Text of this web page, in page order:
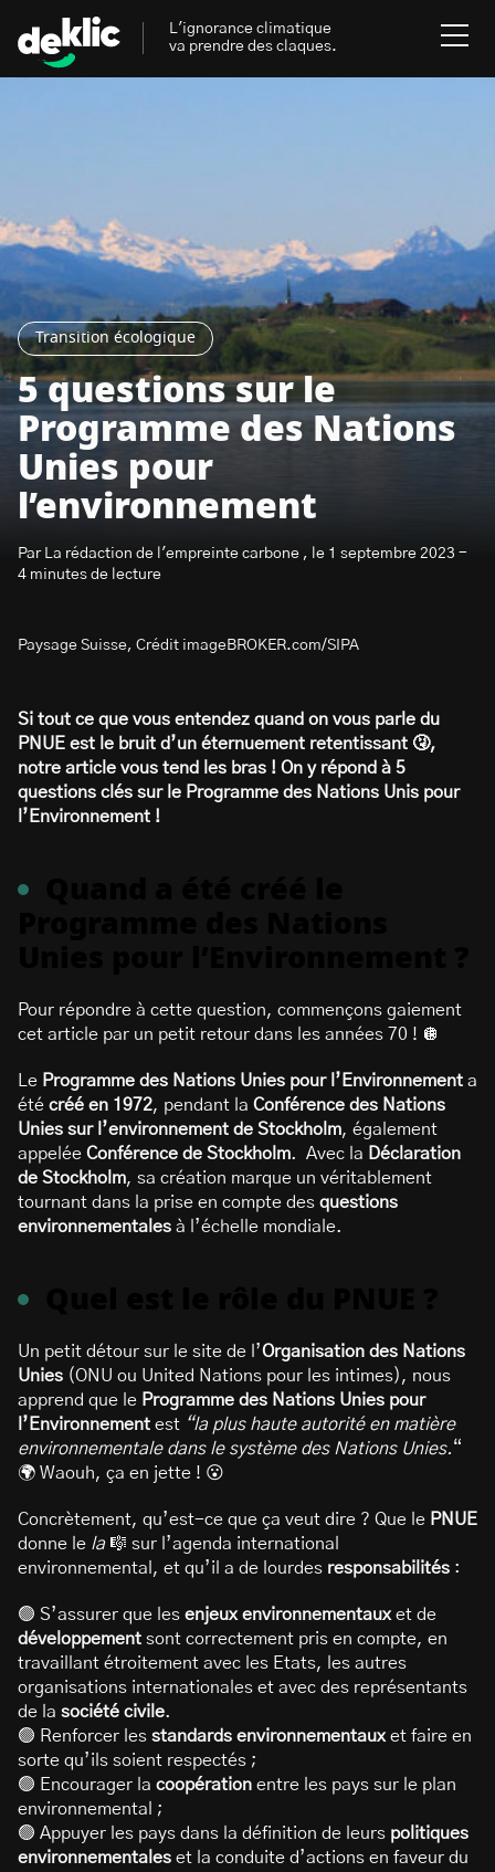
Transition écologique
5 questions sur le
Programme des Nations
Unies pour
l’environnement
Par La rédaction de l'empreinte carbone , le 1 septembre 2023 -
4 minutes de lecture
Paysage Suisse, Crédit imageBROKER.com/SIPA
Si tout ce que vous entendez quand on vous parle du
PNUE est le bruit d’un éternuement retentissant 🤧,
notre article vous tend les bras ! On y répond à 5
questions clés sur le Programme des Nations Unis pour
l’Environnement !
Pour répondre à cette question, commençons gaiement
cet article par un petit retour dans les années 70 ! 🪩
Le Programme des Nations Unies pour l’Environnement a
été créé en 1972, pendant la Conférence des Nations
Unies sur l’environnement de Stockholm, également
appelée Conférence de Stockholm. Avec la Déclaration
de Stockholm, sa création marque un véritablement
tournant dans la prise en compte des questions
environnementales à l’échelle mondiale.
Un petit détour sur le site de l’Organisation des Nations
Unies (ONU ou United Nations pour les intimes), nous
apprend que le Programme des Nations Unies pour
l’Environnement est “la plus haute autorité en matière
environnementale dans le système des Nations Unies.“
🌍 Waouh, ça en jette ! 😮
Concrètement, qu’est-ce que ça veut dire ? Que le PNUE
donne le la🎼 sur l’agenda international
environnemental, et qu’il a de lourdes responsabilités :
🟢 S’assurer que les enjeux environnementaux et de
développement sont correctement pris en compte, en
travaillant étroitement avec les Etats, les autres
organisations internationales et avec des représentants
de la société civile.
🟢 Renforcer les standards environnementaux et faire en
sorte qu’ils soient respectés ;
🟢 Encourager la coopération entre les pays sur le plan
environnemental ;
🟢 Appuyer les pays dans la définition de leurs politiques
environnementales et la conduite d’actions en faveur du
L'ignorance climatique
va prendre des claques.
Aides, bons plans & cie
Énergies renouvelables
Mobilités durables
Gestes écologiques
Inspiré.es inspirant.es
S’abonner à la newsletter
Rechercher
:
Les mots clés les plus
recherchés sur Deklic
Transition Écologique deklic kids
interview Volte-face